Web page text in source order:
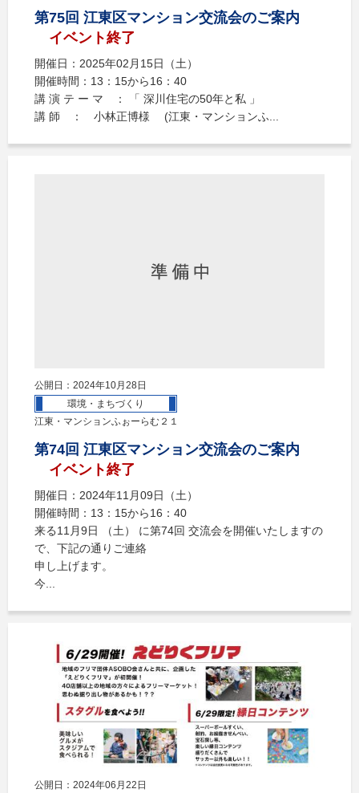
第75回 江東区マンション交流会のご案内
イベント終了
開催日：2025年02月15日（土）
開催時間：13：15から16：40
講 演 テ ー マ ： 「 深川住宅の50年と私 」
講 師 ： 小林正博様 (江東・マンションふ...
公開日：2024年10月28日
環境・まちづくり
江東・マンションふぉーらむ２１
第74回 江東区マンション交流会のご案内
イベント終了
開催日：2024年11月09日（土）
開催時間：13：15から16：40
来る11月9日 （土） に第74回 交流会を開催いたしますの
で、下記の通りご連絡
申し上げます。
今...
公開日：2024年06月22日